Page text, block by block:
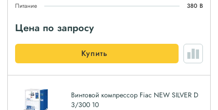
Питание
380 В
Цена по запросу
Купить
Винтовой компрессор Fiac NEW SILVER D
3/300 10